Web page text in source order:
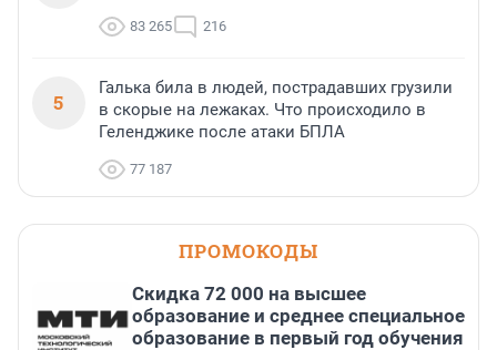
83 265 216
5
Галька била в людей, пострадавших грузили
в скорые на лежаках. Что происходило в
Геленджике после атаки БПЛА
77 187
ПРОМОКОДЫ
Скидка 72 000 на высшее
образование и среднее специальное
образование в первый год обучения